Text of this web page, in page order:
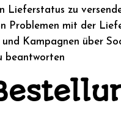
Lieferstatus zu
Problemen mit der
Kampagnen über
beantworten